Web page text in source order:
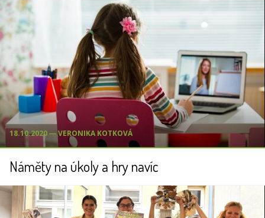
18.10.2020 ― VERONIKA KOTKOVÁ
Náměty na úkoly a hry navíc